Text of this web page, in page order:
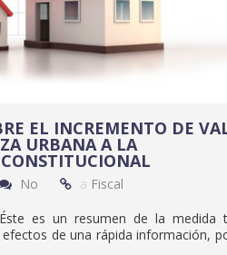
EL INCREMENTO DE
URBANA A LA
No a Fiscal
Éste es un resumen de la medida
de una rápida información,